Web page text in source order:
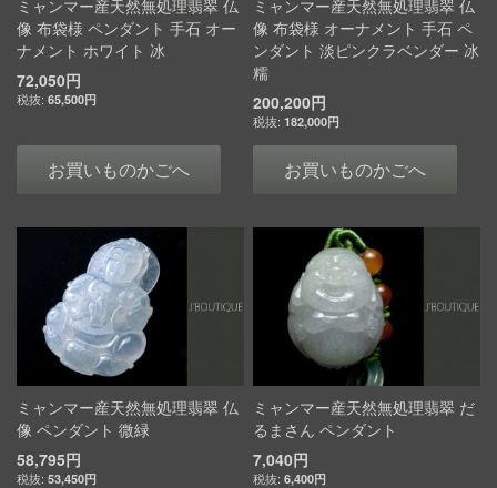
ミャンマー産天然無処理翡翠 仏
像 布袋様 ペンダント 手石 オー
ナメント ホワイト 冰
72,050円
65,500円
お買いものかごへ
ミャンマー産天然無処理翡翠 仏
像 布袋様 オーナメント 手石 ペ
ンダント 淡ピンクラベンダー 冰
糯
200,200円
182,000円
お買いものかごへ
ミャンマー産天然無処理翡翠 仏
像 ペンダント 微緑
58,795円
53,450円
ミャンマー産天然無処理翡翠 だ
るまさん ペンダント
7,040円
6,400円